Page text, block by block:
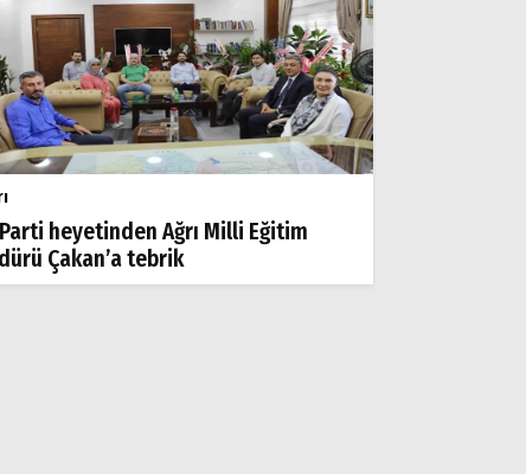
heyetinden Ağrı Milli Eğitim
Çakan’a tebrik